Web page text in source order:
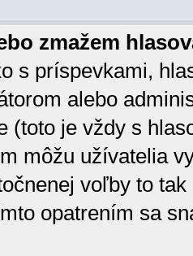
zmažem
s príspevkami,
alebo
(toto je vždy s
môžu užívatelia
voľby to
opatrením sa